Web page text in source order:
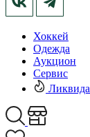
Хоккей
Одежда
Аукцион
Сервис